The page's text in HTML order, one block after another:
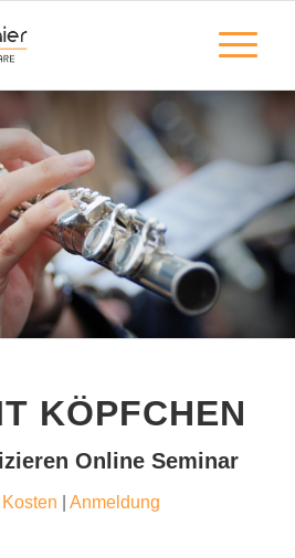
KÖPFCHEN
Online Seminar
Kosten |Anmeldung